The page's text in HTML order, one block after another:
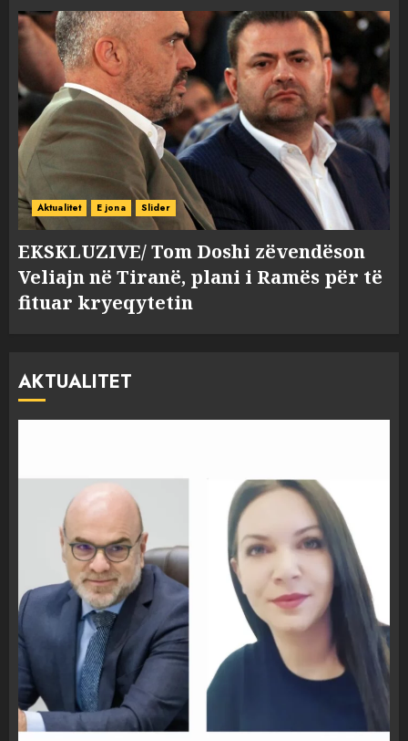
Aktualitet E jona Slider
EKSKLUZIVE/ Tom Doshi zëvendëson
Veliajn në Tiranë, plani i Ramës për të
fituar kryeqytetin
AKTUALITET